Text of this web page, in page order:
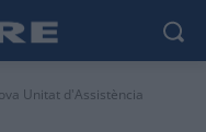
Unitat d'Assistència